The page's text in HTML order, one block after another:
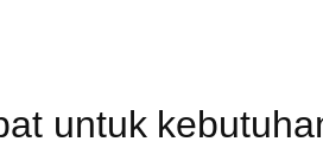
untuk